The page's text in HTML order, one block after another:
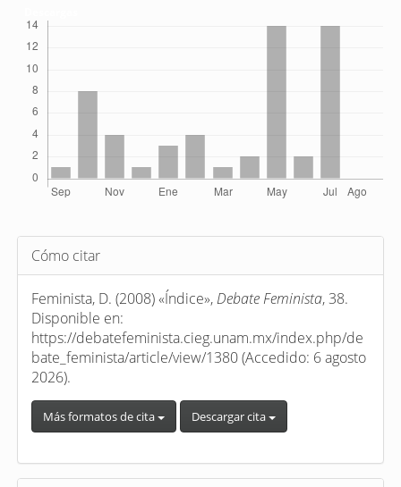
Detalles
del
artículo
Cómo citar
Feminista, D. (2008) «Índice», Debate Feminista, 38.
Disponible en:
https://debatefeminista.cieg.unam.mx/index.php/de
bate_feminista/article/view/1380 (Accedido: 6 agosto
2026).
Más formatos de cita Descargar cita